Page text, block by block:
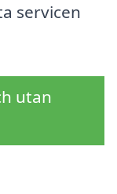
servicen
utan